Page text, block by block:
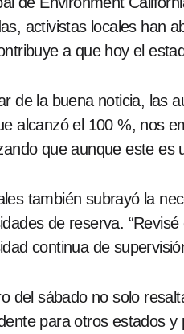
activistas locales han
a que hoy el
de la buena noticia, las
alcanzó el 100 %, nos
que aunque este es
también subrayó la
de reserva.
continua de
del sábado no solo
para otros estados